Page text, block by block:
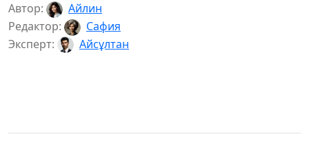
Автор:
Айлин
Редактор:
Сафия
Эксперт:
Айсұлтан